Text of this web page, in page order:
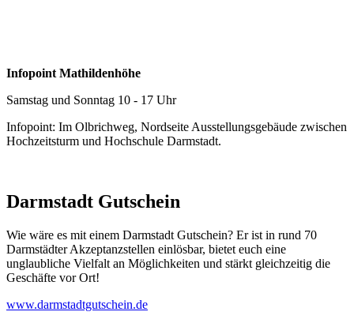
Infopoint Mathildenhöhe
Samstag und Sonntag 10 - 17 Uhr
Infopoint: Im Olbrichweg, Nordseite Ausstellungsgebäude zwischen
Hochzeitsturm und Hochschule Darmstadt.
Darmstadt Gutschein
Wie wäre es mit einem Darmstadt Gutschein? Er ist in rund 70
Darmstädter Akzeptanzstellen einlösbar, bietet euch eine
unglaubliche Vielfalt an Möglichkeiten und stärkt gleichzeitig die
Geschäfte vor Ort!
www.darmstadtgutschein.de